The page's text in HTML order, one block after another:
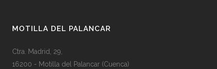
MOTILLA DEL PALANCAR
Ctra. Madrid, 29,
16200 - Motilla del Palancar (Cuenca)